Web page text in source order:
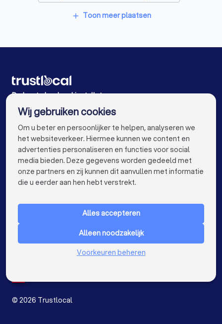
Laadpaal installateurs in Nazareth
Laadpaal installateurs in Ingelmunster
Laadpaal installateurs in Wevelgem
Laadpaal installateurs in Antwerpen
Laadpaal installateurs in Gent
Laadpaal installateurs in Brugge
Laadpaal installateurs in Leuven
Laadpaal installateurs in Mechelen
Laadpaal installateurs in Kortrijk
Laadpaal installateurs in Hasselt
add Toon meer plaatsen
De beste laadpaal installateurs voor u
VOOR PARTICULIEREN keyboard_arrow_down
Nederland
© 2026 Trustlocal
Wij gebruiken cookies
Om u beter en persoonlijker te helpen, analyseren we
het websiteverkeer. Hiermee kunnen we content en
advertenties personaliseren en functies voor social
media bieden. Deze gegevens worden gedeeld met
onze partners en zij kunnen dit aanvullen met informatie
die u eerder aan hen hebt verstrekt.
Alles accepteren
Alleen noodzakelijk
Voorkeuren beheren